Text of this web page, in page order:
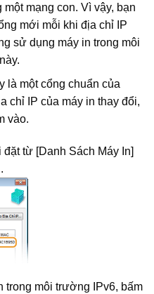
mạng con. Vì vậy, bạn
mới mỗi khi địa chỉ IP
sử dụng máy in trong môi
là một cổng chuẩn của
chỉ IP của máy in thay đổi,
vào.
từ [Danh Sách Máy In]
trong môi trường IPv6, bấm